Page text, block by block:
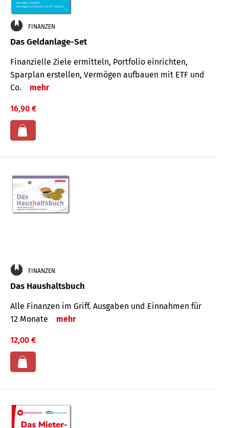
FINANZEN
Das Geldanlage-Set
Finanzielle Ziele ermitteln, Portfolio einrichten,
Sparplan erstellen, Vermögen aufbauen mit ETF und
Co.
mehr
16,90 €
FINANZEN
Das Haushaltsbuch
Alle Finanzen im Griff. Aus­gaben und Ein­nahmen für
12 Monate
mehr
12,00 €